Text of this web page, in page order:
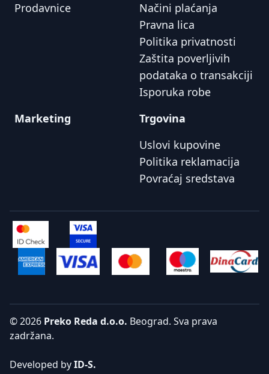
Prodavnice
Načini plaćanja
Pravna lica
Politika privatnosti
Zaštita poverljivih
podataka o transakciji
Isporuka robe
Marketing
Trgovina
Uslovi kupovine
Politika reklamacija
Povraćaj sredstava
© 2026 Preko Reda d.o.o. Beograd. Sva prava
zadržana.
Developed byID-S.